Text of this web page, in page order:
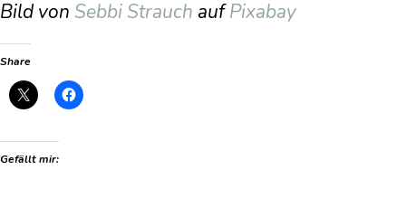
Bild von Sebbi Strauch aufPixabay
Share
Gefällt mir: